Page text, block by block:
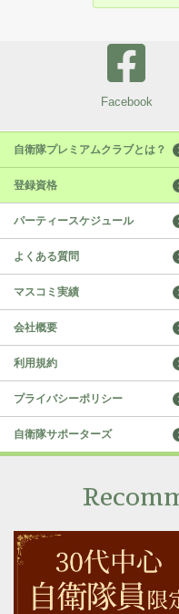
Facebook
自衛隊プレミアムクラブとは？
登録資格
パーティースケジュール
よくある質問
マスコミ実績
会社概要
利用規約
プライバシーポリシー
自衛隊サポーターズ